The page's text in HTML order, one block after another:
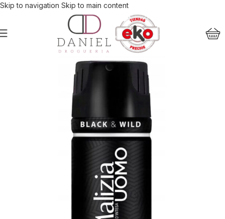
Skip to navigation Skip to main content